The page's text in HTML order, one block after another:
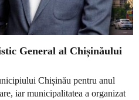
General al Chișinăului
Chișinău pentru anul
iar municipalitatea a organizat